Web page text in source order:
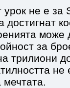
не е за
достигнат
може
за
трилиони
не